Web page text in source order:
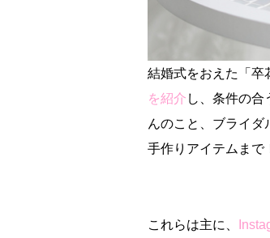
結婚式をおえた「卒
を紹介 し、条件の
んのこと、ブライ
手作りアイテムまで
これらは主に、